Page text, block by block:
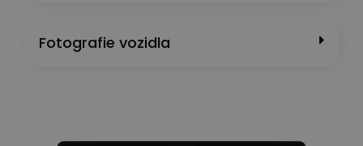
Fotografie vozidla